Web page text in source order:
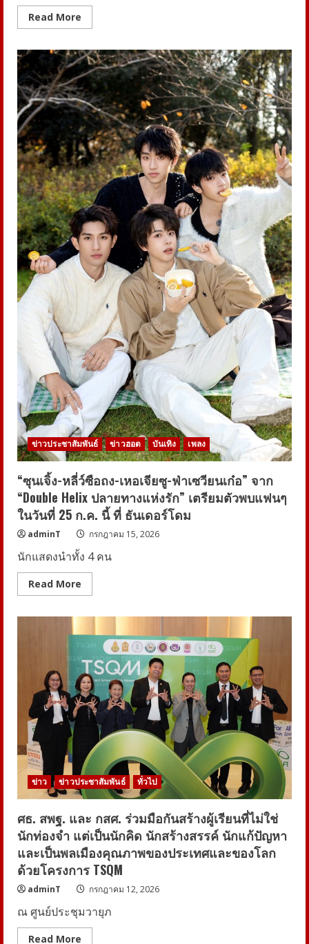
Read More
more
–
สวส.
เปิด
ตัว
“SE
Future
Makers”
ยก
ระดับ
ผู้
ประกอบ
การ
เพื่อ
สังคม
ไทย
สร้าง
ธุรกิจ
เติบโต
ควบคู่
ชุมชน
ขับ
เคลื่อน
เศรษฐกิจ
ฐานราก
ยั่งยืน
ข่าวประชาสัมพันธ์ ข่าวฮอต บันเทิง เพลง
“ซุนเจิ้ง-หลี่ว์ซือถง-เหอเจียซู-ฟ่าเซวียนเก๋อ” จาก
“Double Helix ปลายทางแห่งรัก” เตรียมตัวพบแฟนๆ
ในวันที่ 25 ก.ค. นี้ ที่ ธันเดอร์โดม
adminT กรกฎาคม 15, 2026
นักแสดงนำทั้ง 4 คน
Read More
more
หลี่
ว์ซือถง-
อ
เจีย
ซู-
ฟ่า
เซ
วี
ยน
เก๋อ”
“Double
Helix
ปลาย
ทาง
แห่ง
รัก”
ตัว
พบ
แฟนๆ
ใน
วัน
25
ก.ค.
นี้
ธันเดอร์
ข่าว ข่าวประชาสัมพันธ์ ทั่วไป
ศธ. สพฐ. และ กสศ. ร่วมมือกันสร้างผู้เรียนที่ไม่ใช่
นักท่องจำ แต่เป็นนักคิด นักสร้างสรรค์ นักแก้ปัญหา
และเป็นพลเมืองคุณภาพของประเทศและของโลก
ด้วยโครงการ TSQM
adminT กรกฎาคม 12, 2026
ณ ศูนย์ประชุมวายุภ
Read More